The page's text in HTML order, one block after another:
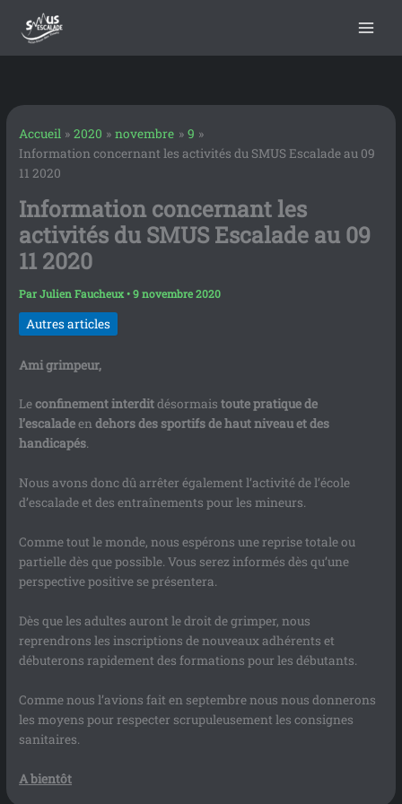
principal
contenu
Accueil 2020 novembre
9
Information concernant les activités du SMUS Escalade au 09
11 2020
Information concernant les
activités du SMUS Escalade au 09
11 2020
ParJulien Faucheux•9 novembre 2020
Autres articles
Ami grimpeur,
Leconfinement interditdésormaistoute pratique de
l’escaladeendehors des sportifs de haut niveau et des
handicapés.
Nous avons donc dû arrêter également l’activité de l’école
d’escalade et des entraînements pour les mineurs.
Comme tout le monde, nous espérons une reprise totale ou
partielle dès que possible. Vous serez informés dès qu’une
perspective positive se présentera.
Dès que les adultes auront le droit de grimper, nous
reprendrons les inscriptions de nouveaux adhérents et
débuterons rapidement des formations pour les débutants.
Comme nous l’avions fait en septembre nous nous donnerons
les moyens pour respecter scrupuleusement les consignes
sanitaires.
A bientôt